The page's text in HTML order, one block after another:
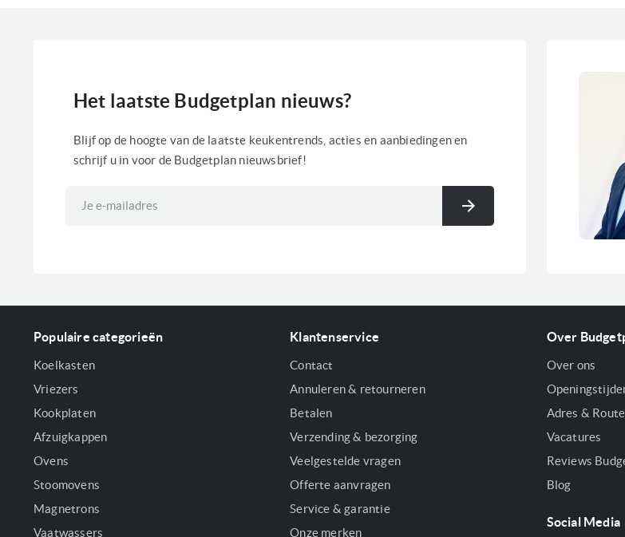
Het laatste Budgetplan nieuws?
Blijf op de hoogte van de laatste keukentrends, acties en aanbiedingen en
schrijf u in voor de Budgetplan nieuwsbrief!
Inschrijven
Populaire categorieën
Koelkasten
Vriezers
Kookplaten
Afzuigkappen
Ovens
Stoomovens
Magnetrons
Vaatwassers
Klantenservice
Contact
Annuleren & retourneren
Betalen
Verzending & bezorging
Veelgestelde vragen
Offerte aanvragen
Service & garantie
Onze merken
Over
Over ons
Adres & Route
Vacatures
Reviews
Blog
Social Media